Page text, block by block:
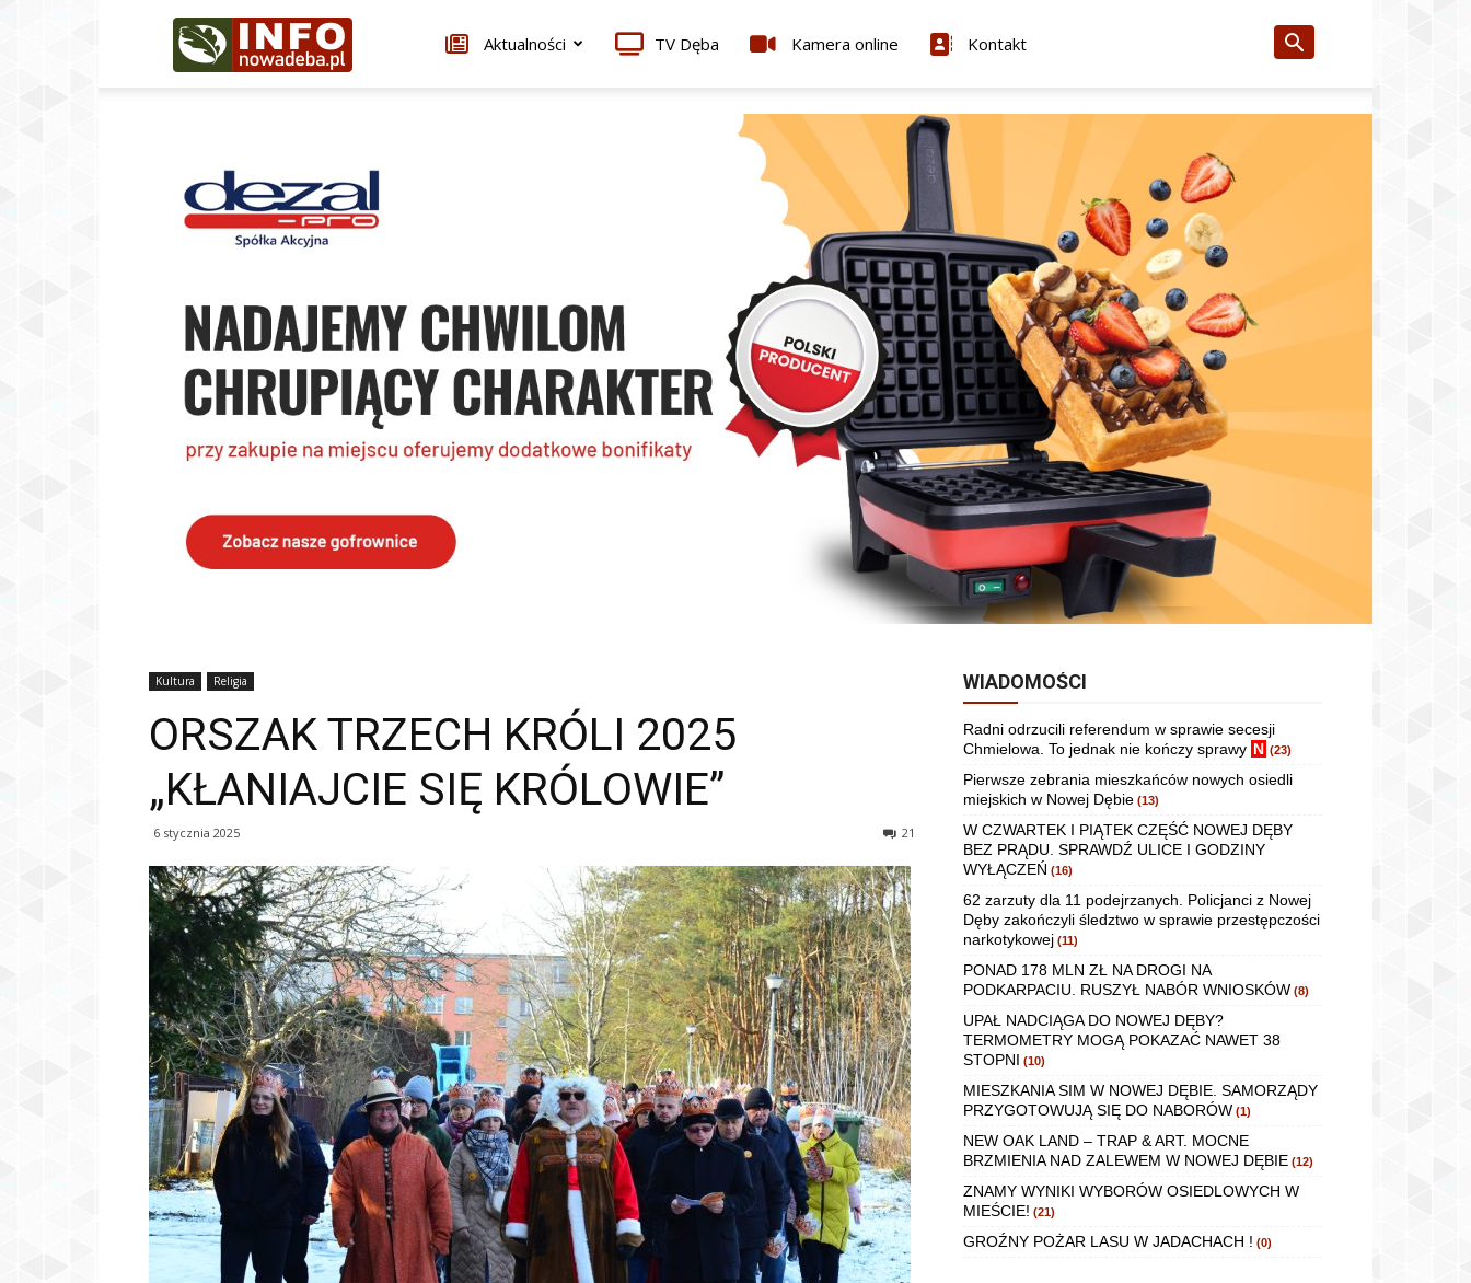
Infonowadeba.pl Aktualności TV Dęba Kamera online Kontakt
Kultura Religia
ORSZAK TRZECH KRÓLI 2025
„KŁANIAJCIE SIĘ KRÓLOWIE”
6 stycznia 2025 21
WIADOMOŚCI
Radni odrzucili referendum w sprawie secesji
Chmielowa. To jednak nie kończy sprawy N (23)
Pierwsze zebrania mieszkańców nowych osiedli
miejskich w Nowej Dębie (13)
W CZWARTEK I PIĄTEK CZĘŚĆ NOWEJ DĘBY
BEZ PRĄDU. SPRAWDŹ ULICE I GODZINY
WYŁĄCZEŃ (16)
62 zarzuty dla 11 podejrzanych. Policjanci z Nowej
Dęby zakończyli śledztwo w sprawie przestępczości
narkotykowej (11)
PONAD 178 MLN ZŁ NA DROGI NA
PODKARPACIU. RUSZYŁ NABÓR WNIOSKÓW (8)
UPAŁ NADCIĄGA DO NOWEJ DĘBY?
TERMOMETRY MOGĄ POKAZAĆ NAWET 38
STOPNI (10)
MIESZKANIA SIM W NOWEJ DĘBIE. SAMORZĄDY
PRZYGOTOWUJĄ SIĘ DO NABORÓW (1)
NEW OAK LAND – TRAP & ART. MOCNE
BRZMIENIA NAD ZALEWEM W NOWEJ DĘBIE (12)
ZNAMY WYNIKI WYBORÓW OSIEDLOWYCH W
MIEŚCIE! (21)
GROŹNY POŻAR LASU W JADACHACH ! (0)